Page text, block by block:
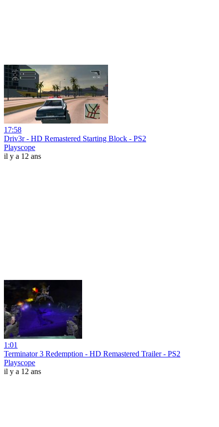
17:58
Driv3r - HD Remastered Starting Block - PS2
Playscope
il y a 12 ans
1:01
Terminator 3 Redemption - HD Remastered Trailer - PS2
Playscope
il y a 12 ans